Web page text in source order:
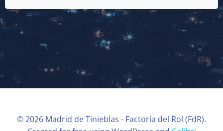
© 2026 Madrid de Tinieblas - Factoría del Rol (FdR).